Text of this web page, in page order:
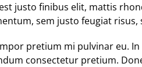
justo finibus elit, mattis
sem justo feugiat
pretium mi pulvinar eu.
consectetur pretium.